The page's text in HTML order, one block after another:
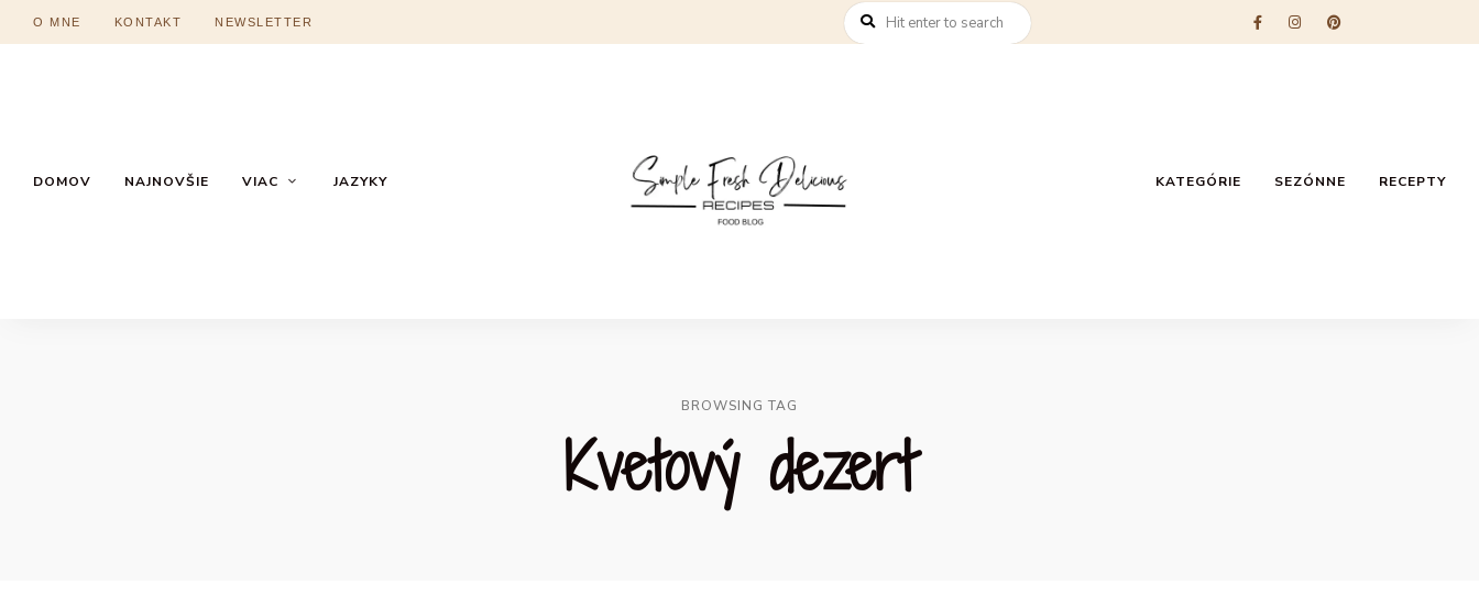
O MNE KONTAKT NEWSLETTER
DOMOV NAJNOVŠIE VIAC JAZYKY KATEGÓRIE SEZÓNNE RECEPTY
BROWSING TAG
Kvetový dezert